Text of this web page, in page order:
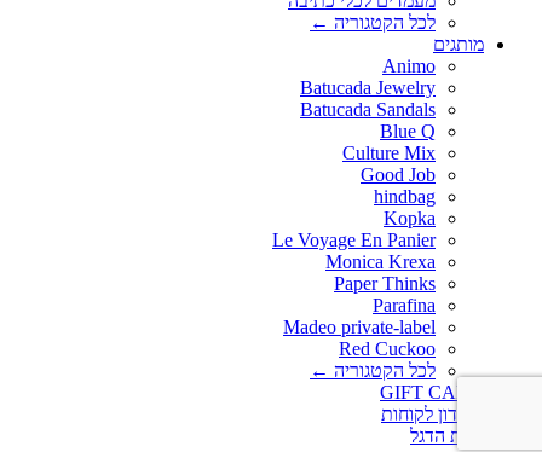
לכל הקטגוריה ←
מותגים
Animo
Batucada Jewelry
Batucada Sandals
Blue Q
Culture Mix
Good Job
hindbag
Kopka
Le Voyage En Panier
Monica Krexa
Paper Thinks
Parafina
Madeo private-label
Red Cuckoo
לכל הקטגוריה ←
GIFT CARD
מועדון לקוחות
חנות הדגל